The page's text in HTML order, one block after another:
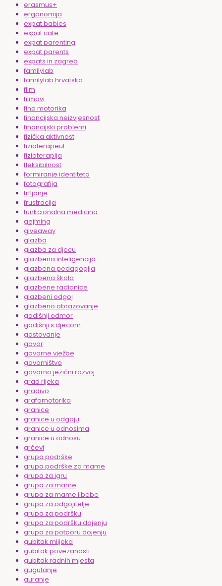
erasmus+
ergonomija
expat babies
expat cafe
expat parenting
expat parents
expats in zagreb
familylab
familylab hrvatska
film
filmovi
fina motorika
financijska neizvjesnost
financijski problemi
fizička aktivnost
fizioterapeut
fizioterapija
fleksibilnost
formiranje identiteta
fotografija
frfljanje
frustracija
funkcionalna medicina
gejming
giveaway
glazba
glazba za djecu
glazbena inteligencija
glazbena pedagogija
glazbena škola
glazbene radionice
glazbeni odgoj
glazbeno obrazovanje
godišnji odmor
godišnji s djecom
gostovanje
govor
govorne vježbe
govorništvo
govorno jezični razvoj
grad rijeka
gradivo
grafomotorika
granice
granice u odgoju
granice u odnosima
granice u odnosu
grčevi
grupa podrške
grupa podrške za mame
grupa za igru
grupa za mame
grupa za mame i bebe
grupa za odgojitelje
grupa za podršku
grupa za podršku dojenju
grupa za potporu dojenju
gubitak mlijeka
gubitak povezanosti
gubitak radnih mjesta
gugutanje
guranje